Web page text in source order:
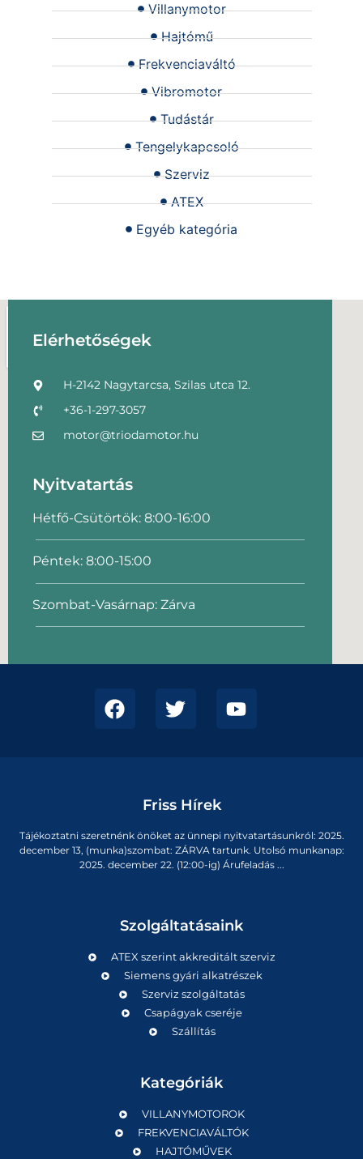
Villanymotor
Hajtómű
Frekvenciaváltó
Vibromotor
Tudástár
Tengelykapcsoló
Szerviz
ATEX
Egyéb kategória
Elérhetőségek
H-2142 Nagytarcsa, Szilas utca 12.
+36-1-297-3057
motor@triodamotor.hu
Nyitvatartás
Hétfő-Csütörtök: 8:00-16:00
Péntek: 8:00-15:00
Szombat-Vasárnap: Zárva
Friss Hírek
Tájékoztatni szeretnénk önöket az ünnepi nyitvatartásunkról: 2025.
december 13, (munka)szombat: ZÁRVA tartunk. Utolsó munkanap:
2025. december 22. (12:00-ig) Árufeladás ...
Szolgáltatásaink
ATEX szerint akkreditált szerviz
Siemens gyári alkatrészek
Szerviz szolgáltatás
Csapágyak cseréje
Szállítás
Kategóriák
VILLANYMOTOROK
FREKVENCIAVÁLTÓK
HAJTÓMŰVEK